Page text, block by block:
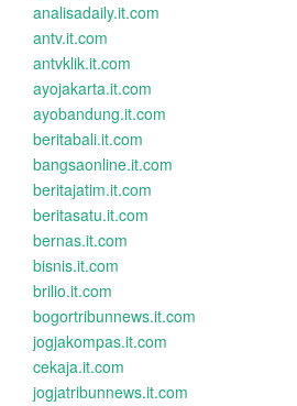
analisadaily.it.com
antv.it.com
antvklik.it.com
ayojakarta.it.com
ayobandung.it.com
beritabali.it.com
bangsaonline.it.com
beritajatim.it.com
beritasatu.it.com
bernas.it.com
bisnis.it.com
brilio.it.com
bogortribunnews.it.com
jogjakompas.it.com
cekaja.it.com
jogjatribunnews.it.com